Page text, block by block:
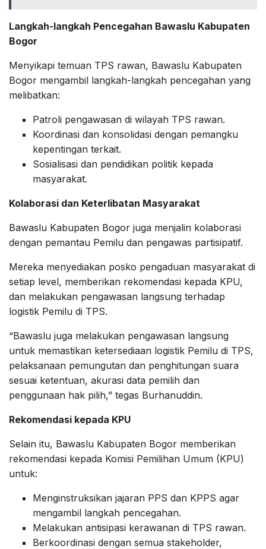
Langkah-langkah Pencegahan Bawaslu Kabupaten
Bogor
Menyikapi temuan TPS rawan, Bawaslu Kabupaten
Bogor mengambil langkah-langkah pencegahan yang
melibatkan:
Patroli pengawasan di wilayah TPS rawan.
Koordinasi dan konsolidasi dengan pemangku
kepentingan terkait.
Sosialisasi dan pendidikan politik kepada
masyarakat.
Kolaborasi dan Keterlibatan Masyarakat
Bawaslu Kabupaten Bogor juga menjalin kolaborasi
dengan pemantau Pemilu dan pengawas partisipatif.
Mereka menyediakan posko pengaduan masyarakat di
setiap level, memberikan rekomendasi kepada KPU,
dan melakukan pengawasan langsung terhadap
logistik Pemilu di TPS.
“Bawaslu juga melakukan pengawasan langsung
untuk memastikan ketersediaan logistik Pemilu di TPS,
pelaksanaan pemungutan dan penghitungan suara
sesuai ketentuan, akurasi data pemilih dan
penggunaan hak pilih,” tegas Burhanuddin.
Rekomendasi kepada KPU
Selain itu, Bawaslu Kabupaten Bogor memberikan
rekomendasi kepada Komisi Pemilihan Umum (KPU)
untuk:
Menginstruksikan jajaran PPS dan KPPS agar
mengambil langkah pencegahan.
Melakukan antisipasi kerawanan di TPS rawan.
Berkoordinasi dengan semua stakeholder,